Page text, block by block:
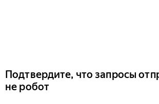
Подтвердите, что запросы
не робот